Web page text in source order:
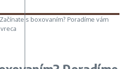
Začínate s boxovaním? Poradíme vám